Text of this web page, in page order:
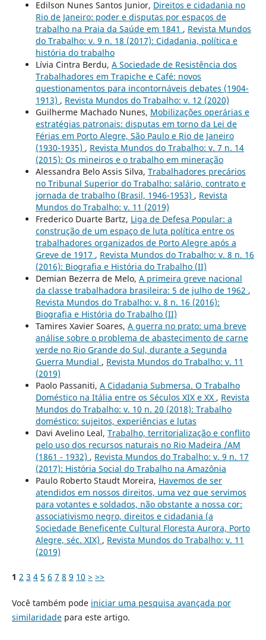
Edilson Nunes Santos Junior, Direitos e cidadania no
Rio de Janeiro: poder e disputas por espaços de
trabalho na Praia da Saúde em 1841 , Revista Mundos
do Trabalho: v. 9 n. 18 (2017): Cidadania, política e
história do trabalho
Lívia Cintra Berdu, A Sociedade de Resistência dos
Trabalhadores em Trapiche e Café: novos
questionamentos para incontornáveis debates (1904-
1913) , Revista Mundos do Trabalho: v. 12 (2020)
Guilherme Machado Nunes, Mobilizações operárias e
estratégias patronais: disputas em torno da Lei de
Férias em Porto Alegre, São Paulo e Rio de Janeiro
(1930-1935) , Revista Mundos do Trabalho: v. 7 n. 14
(2015): Os mineiros e o trabalho em mineração
Alessandra Belo Assis Silva, Trabalhadores precários
no Tribunal Superior do Trabalho: salário, contrato e
jornada de trabalho (Brasil, 1946-1953) , Revista
Mundos do Trabalho: v. 11 (2019)
Frederico Duarte Bartz, Liga de Defesa Popular: a
construção de um espaço de luta política entre os
trabalhadores organizados de Porto Alegre após a
Greve de 1917 , Revista Mundos do Trabalho: v. 8 n. 16
(2016): Biografia e História do Trabalho (II)
Demian Bezerra de Melo, A primeira greve nacional
da classe trabalhadora brasileira: 5 de julho de 1962 ,
Revista Mundos do Trabalho: v. 8 n. 16 (2016):
Biografia e História do Trabalho (II)
Tamires Xavier Soares, A guerra no prato: uma breve
análise sobre o problema de abastecimento de carne
verde no Rio Grande do Sul, durante a Segunda
Guerra Mundial , Revista Mundos do Trabalho: v. 11
(2019)
Paolo Passaniti, A Cidadania Submersa. O Trabalho
Doméstico na Itália entre os Séculos XIX e XX , Revista
Mundos do Trabalho: v. 10 n. 20 (2018): Trabalho
doméstico: sujeitos, experiências e lutas
Davi Avelino Leal, Trabalho, territorialização e conflito
pelo uso dos recursos naturais no Rio Madeira /AM
(1861 - 1932) , Revista Mundos do Trabalho: v. 9 n. 17
(2017): História Social do Trabalho na Amazônia
Paulo Roberto Staudt Moreira, Havemos de ser
atendidos em nossos direitos, uma vez que servimos
para votantes e soldados, não obstante a nossa cor:
associativismo negro, direitos e cidadania (a
Sociedade Beneficente Cultural Floresta Aurora, Porto
Alegre, séc. XIX) , Revista Mundos do Trabalho: v. 11
(2019)
1 2 3 4 5 6 7 8 9 10 > >>
Você também pode iniciar uma pesquisa avançada por
similaridadepara este artigo.